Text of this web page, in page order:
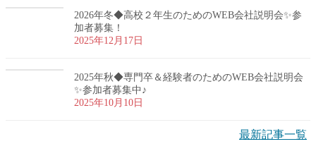
2026年冬◆高校２年生のためのWEB会社説明会✨参
加者募集！
2025年12月17日
2025年秋◆専門卒＆経験者のためのWEB会社説明会
✨参加者募集中♪
2025年10月10日
最新記事一覧